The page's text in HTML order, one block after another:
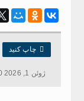
 چاپ کنید
ژوئن 1, 2026 13:30, 272 بازدید ها